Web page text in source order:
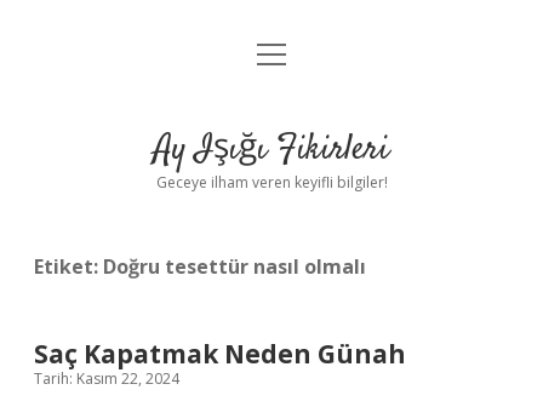
Anasayfa
Yasal Uyarı
menüyü
Ay Işığı Fikirleri
Geceye ilham veren keyifli bilgiler!
Etiket: Doğru tesettür nasıl olmalı
Saç Kapatmak Neden Günah
Tarih: Kasım 22, 2024